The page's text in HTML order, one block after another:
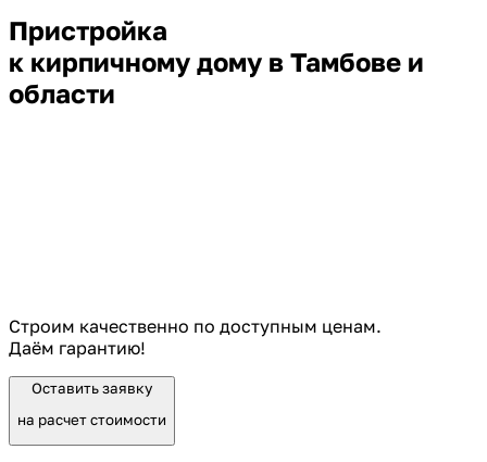
Пристройка
к кирпичному дому в Тамбове и
области
Строим качественно по доступным ценам.
Даём гарантию!
Оставить заявку
на расчет стоимости